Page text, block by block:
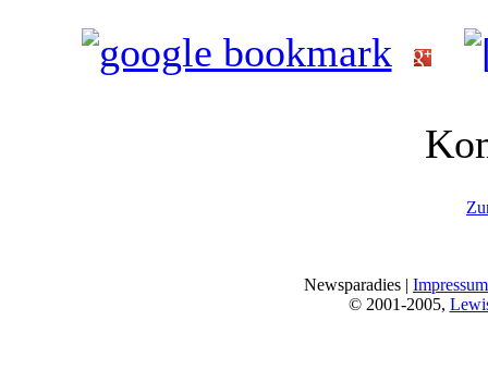
Newsparadies | Impressum
© 2001-2005,